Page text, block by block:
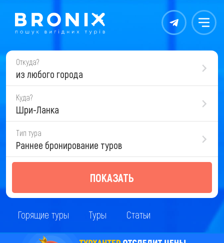
Контакты Меню
Откуда?
из любого города
Куда?
Шри-Ланка
Тип тура
Раннее бронирование туров
ПОКАЗАТЬ
Горящие туры Туры Статьи